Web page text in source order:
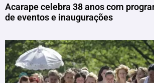
Acarape celebra 38 anos com
de eventos e inaugurações